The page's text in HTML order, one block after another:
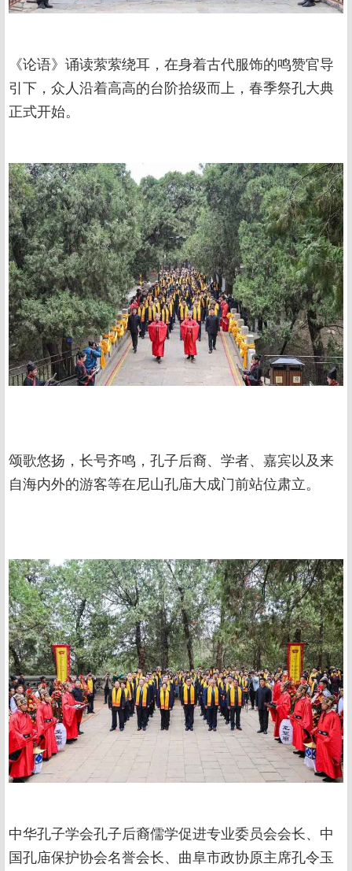
《论语》诵读萦萦绕耳，在身着古代服饰的鸣赞官导
引下，众人沿着高高的台阶拾级而上，春季祭孔大典
正式开始。
颂歌悠扬，长号齐鸣，孔子后裔、学者、嘉宾以及来
自海内外的游客等在尼山孔庙大成门前站位肃立。
中华孔子学会孔子后裔儒学促进专业委员会会长、中
国孔庙保护协会名誉会长、曲阜市政协原主席孔令玉